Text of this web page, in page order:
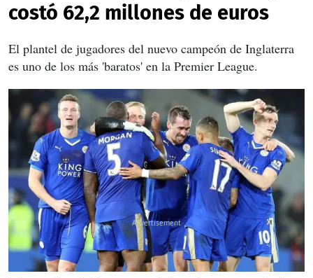
costó 62,2 millones de euros
El plantel de jugadores del nuevo campeón de Inglaterra
es uno de los más 'baratos' en la Premier League.
X
X